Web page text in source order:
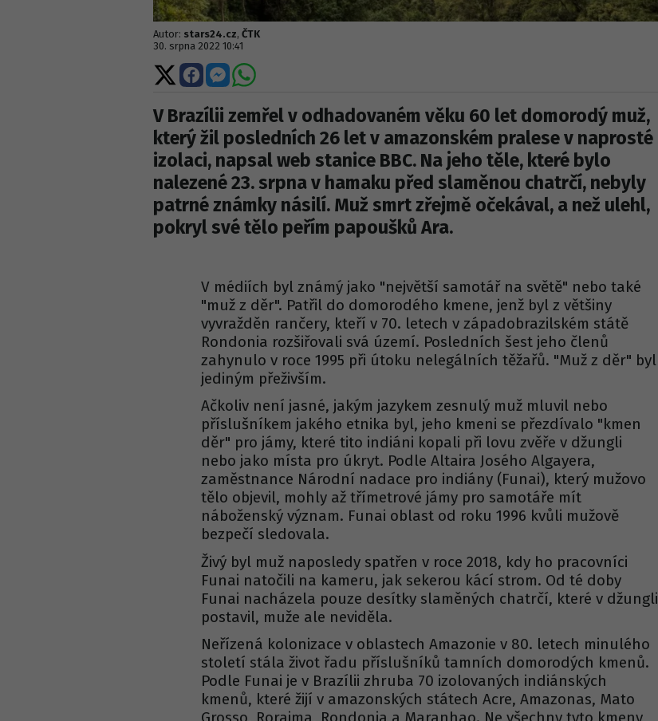
Autor: stars24.cz, ČTK
30. srpna 2022 10:41
Sdílet
na
Sdílet
na
Sdílet
na
Sdílet
V Brazílii zemřel v odhadovaném věku 60 let domorodý muž,
který žil posledních 26 let v amazonském pralese v naprosté
izolaci, napsal web stanice BBC. Na jeho těle, které bylo
nalezené 23. srpna v hamaku před slaměnou chatrčí, nebyly
patrné známky násilí. Muž smrt zřejmě očekával, a než ulehl,
pokryl své tělo peřím papoušků Ara.
V médiích byl známý jako "největší samotář na světě" nebo také
"muž z děr". Patřil do domorodého kmene, jenž byl z většiny
vyvražděn rančery, kteří v 70. letech v západobrazilském státě
Rondonia rozšiřovali svá území. Posledních šest jeho členů
zahynulo v roce 1995 při útoku nelegálních těžařů. "Muž z děr" byl
jediným přeživším.
Ačkoliv není jasné, jakým jazykem zesnulý muž mluvil nebo
příslušníkem jakého etnika byl, jeho kmeni se přezdívalo "kmen
děr" pro jámy, které tito indiáni kopali při lovu zvěře v džungli
nebo jako místa pro úkryt. Podle Altaira Josého Algayera,
zaměstnance Národní nadace pro indiány (Funai), který mužovo
tělo objevil, mohly až třímetrové jámy pro samotáře mít
náboženský význam. Funai oblast od roku 1996 kvůli mužově
bezpečí sledovala.
Živý byl muž naposledy spatřen v roce 2018, kdy ho pracovníci
Funai natočili na kameru, jak sekerou kácí strom. Od té doby
Funai nacházela pouze desítky slaměných chatrčí, které v džungli
postavil, muže ale neviděla.
Neřízená kolonizace v oblastech Amazonie v 80. letech minulého
století stála život řadu příslušníků tamních domorodých kmenů.
Podle Funai je v Brazílii zhruba 70 izolovaných indiánských
kmenů, které žijí v amazonských státech Acre, Amazonas, Mato